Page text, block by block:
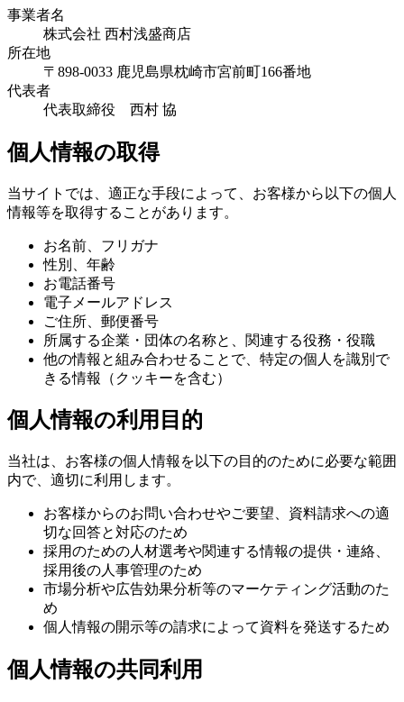
事業者名
株式会社 西村浅盛商店
所在地
〒898-0033 鹿児島県枕崎市宮前町166番地
代表者
代表取締役 西村 協
個人情報の取得
当サイトでは、適正な手段によって、お客様から以下の個人
情報等を取得することがあります。
お名前、フリガナ
性別、年齢
お電話番号
電子メールアドレス
ご住所、郵便番号
所属する企業・団体の名称と、関連する役務・役職
他の情報と組み合わせることで、特定の個人を識別で
きる情報（クッキーを含む）
個人情報の利用目的
当社は、お客様の個人情報を以下の目的のために必要な範囲
内で、適切に利用します。
お客様からのお問い合わせやご要望、資料請求への適
切な回答と対応のため
採用のための人材選考や関連する情報の提供・連絡、
採用後の人事管理のため
市場分析や広告効果分析等のマーケティング活動のた
め
個人情報の開示等の請求によって資料を発送するため
個人情報の共同利用